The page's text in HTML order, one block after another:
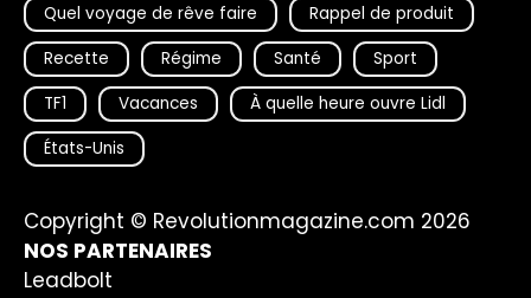
Quel voyage de rêve faire
Rappel de produit
Recette
Régime Santé
Sport
TF1
Vacances
À quelle heure ouvre Lidl
États-Unis
Copyright © Revolutionmagazine.com 2026
NOS PARTENAIRES
Leadbolt